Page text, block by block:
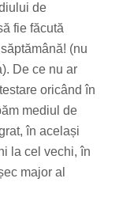
de
fie făcută
(nu
De ce nu ar
oricând în
mediul de
în același
la cel vechi, în
major al